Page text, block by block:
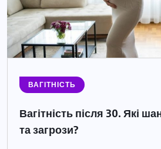
ВАГІТНІСТЬ
Вагітність після 30. Які
та загрози?